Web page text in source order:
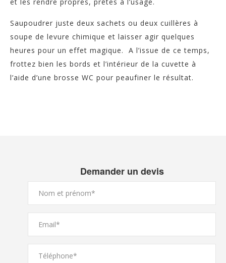
Saupoudrer juste deux sachets ou deux cuillères à
soupe de levure chimique et laisser agir quelques
heures pour un effet magique. A l’issue de ce temps,
frottez bien les bords et l’intérieur de la cuvette à
l’aide d’une brosse WC pour peaufiner le résultat.
Demander un devis